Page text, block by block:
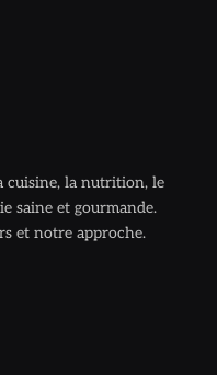
cuisine, la nutrition, le
saine et gourmande.
et notre approche.